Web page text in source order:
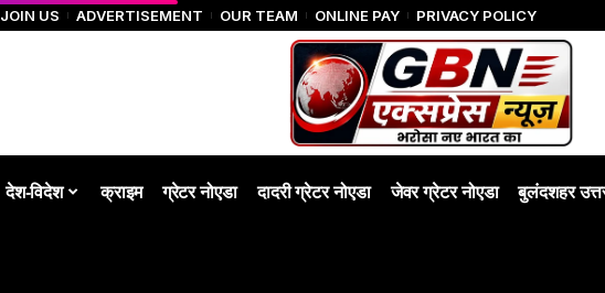
JOIN US ADVERTISEMENT OUR TEAM ONLINE PAY PRIVACY POLICY
देश-विदेश क्राइम ग्रेटर नोएडा दादरी ग्रेटर नोएडा जेवर ग्रेटर नोएडा बुलंदशहर